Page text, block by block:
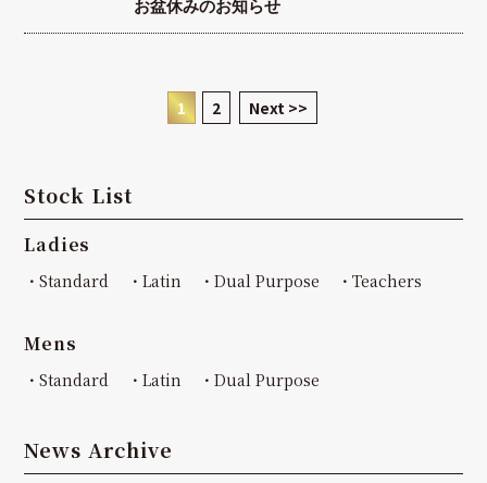
お盆休みのお知らせ
1 2 Next >>
Stock List
Ladies
・Standard ・Latin ・Dual Purpose ・Teachers
Mens
・Standard ・Latin ・Dual Purpose
News Archive